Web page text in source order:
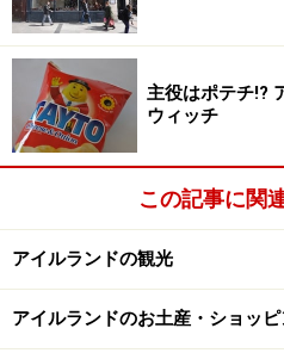
れが乗車の合図になります。
■乗車篇
持参すると戻ってくるおつり
ダブリンバスの料金は前払
ます。事前にダブリンバス
主役はポテチ!?
ウィッチ
この記事に関
アイルランドの観光
アイルランドのお土産・ショッ